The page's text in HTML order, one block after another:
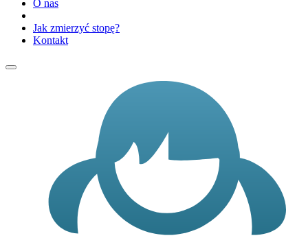
O nas
Jak zmierzyć stopę?
Kontakt